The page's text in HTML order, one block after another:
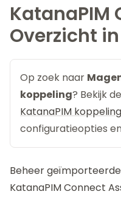
KatanaPIM
Overzicht
Op zoek naar
koppeling? Bekijk
KatanaPIM koppeling
configuratieopties
Beheer
KatanaPIM Connect